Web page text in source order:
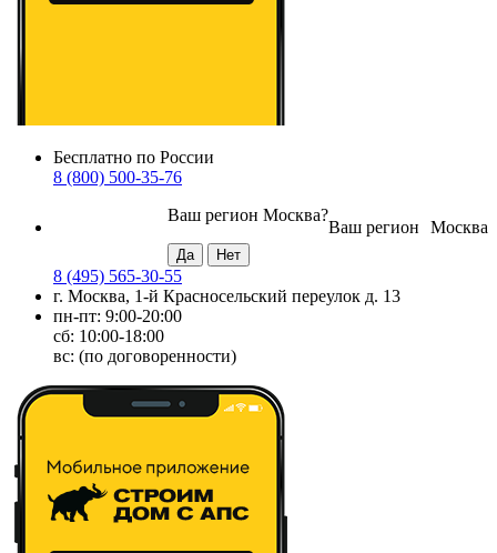
Бесплатно по России
8 (800) 500-35-76
Москва
Ваш регион
Ваш регион Москва?
8 (495) 565-30-55
г. Москва, 1-й Красносельский переулок д. 13
пн-пт: 9:00-20:00
сб: 10:00-18:00
вс: (по договоренности)